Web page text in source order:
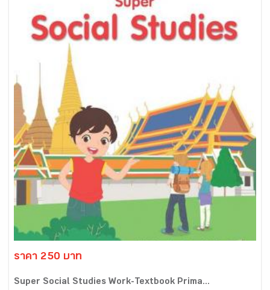
ราคา 250 บาท
Super Social Studies Work-Textbook Prima...